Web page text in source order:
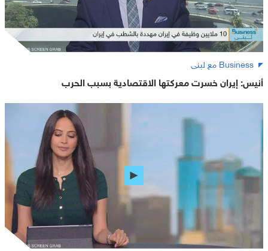
Business مع لبنى
أنيس: إيران خسرت معركتها الاقتصادية بسبب الحرب